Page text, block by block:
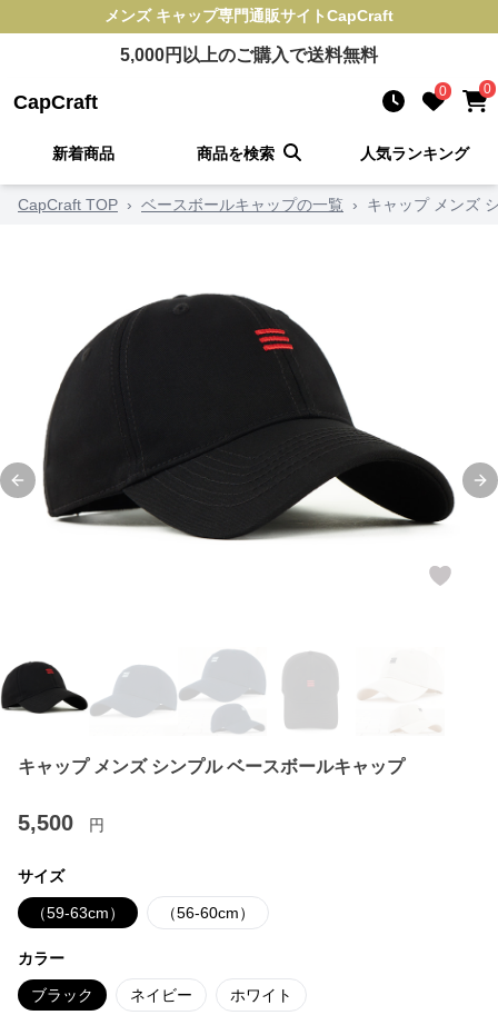
メンズ キャップ専門通販サイトCapCraft
5,000円以上のご購入で送料無料
CapCraft 0 0
新着商品 商品を検索 人気ランキング
CapCraft TOP › ベースボールキャップの一覧 › キャップ メンズ
Previous slide
キャップ メンズ シンプル ベースボールキャップ
5,500 円
サイズ
（59-63cm） （56-60cm）
カラー
ブラック ネイビー ホワイト